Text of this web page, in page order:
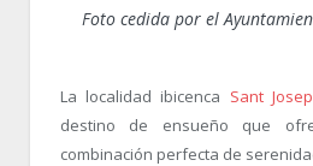
Foto cedida por el
La localidad ibicenca Sant
destino de ensueño que
combinación perfecta de